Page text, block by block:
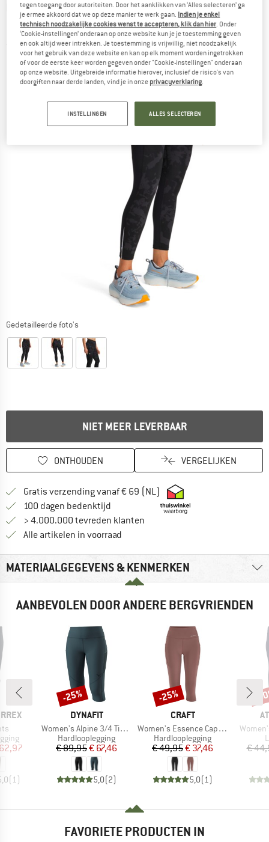
UNDER ARMOUR - Women's Launch Ankle
Print Tights - Hardlooplegging
(0)
Gedetailleerde foto's
NIET MEER LEVERBAAR
ONTHOUDEN VERGELIJKEN
Gratis verzending vanaf € 69 (NL) Vind hier de
100 dagen bedenktijd Vind de betalingsinformatie hier!
> 4.000.000 tevreden klanten
Alle artikelen in voorraad
MATERIAALGEGEVENS & KENMERKEN
AANBEVOLEN DOOR ANDERE BERGVRIENDEN
prijs
(1 )
MERK
DYNAFIT
Artikel
Women's Alpine 3/4 Tights
Productgroep
Hardlooplegging
Prijs
€ 89,95Verlaagde prijs
€ 67,46
5,0(2)
Korting
-25%
MERK
CRAFT
Artikel
Women's Essence Capri 3
Productgroep
Hardlooplegging
Prijs
€ 49,95Verlaagde prijs
€ 37,46
5,0(1 )
Korting
-25%
Artikel
€
-
FAVORIETE PRODUCTEN IN
tegen toegang door autoriteiten. Door het aanklikken van ‘Alles selecteren’ ga
je ermee akkoord dat we op deze manier te werk gaan. Indien je enkel
technisch noodzakelijke cookies wenst te accepteren, klik dan hier. Onder
‘Cookie-instellingen’ onderaan op onze website kun je je toestemming geven
en ook altijd weer intrekken. Je toestemming is vrijwillig, niet noodzakelijk
voor het gebruik van deze website en kan op elk moment worden ingetrokken
of voor de eerste keer worden gegeven onder "Cookie-instellingen" onderaan
op onze website. Uitgebreide informatie hierover, inclusief de risico's van
doorgiften naar derde landen, vind je in onze privacyverklaring.
INSTELLINGEN ALLES SELECTEREN